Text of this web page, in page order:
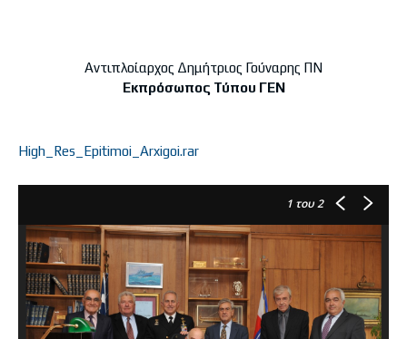
Αντιπλοίαρχος Δημήτριος Γούναρης ΠΝ
Εκπρόσωπος Τύπου ΓΕΝ
High_Res_Epitimoi_Arxigoi.rar
1 του 2